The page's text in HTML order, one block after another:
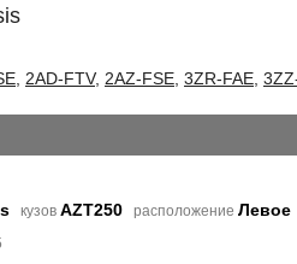
2AD-FTV, 2AZ-FSE 3ZR-FAE
кузов AZT250 расположение Левое